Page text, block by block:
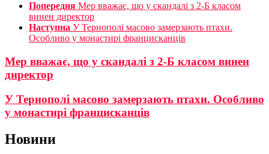
Попередня Мер вважає, що у скандалі з 2-Б класом
винен директор
Наступна У Тернополі масово замерзають птахи.
Особливо у монастирі францисканців
Мер вважає, що у скандалі з 2-Б класом винен
директор
У Тернополі масово замерзають птахи. Особливо
у монастирі францисканців
Новини